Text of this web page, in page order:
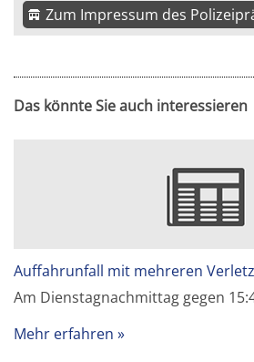
Zum Impressum des
Das könnte Sie auch interessieren
Auffahrunfall mit mehreren
Am Dienstagnachmittag gegen
Mehr erfahren